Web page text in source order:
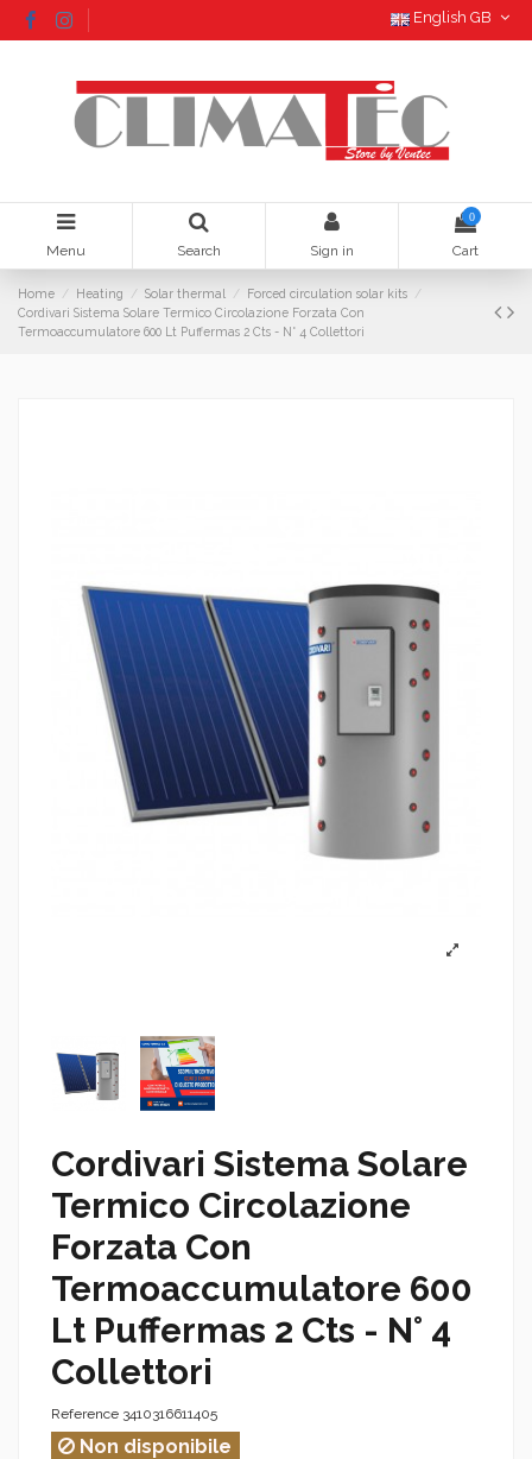
English GB
Menu Search Sign in
0
Cart
Home Heating Solar thermal
Forced circulation solar kits
Cordivari Sistema Solare Termico Circolazione Forzata Con
Termoaccumulatore 600 Lt Puffermas 2 Cts - N° 4 Collettori
Cordivari Sistema Solare
Termico Circolazione
Forzata Con
Termoaccumulatore 600
Lt Puffermas 2 Cts - N° 4
Collettori
Reference 3410316611405
Non disponibile